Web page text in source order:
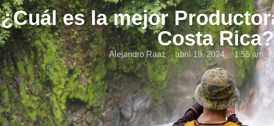
¿Cuál es la mejor
Costa Rica?
Alejandro Raaz abril 19, 2024 1:55 am